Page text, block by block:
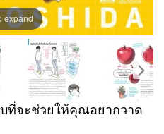
expand
ที่จะช่วยให้คุณอยากวาด